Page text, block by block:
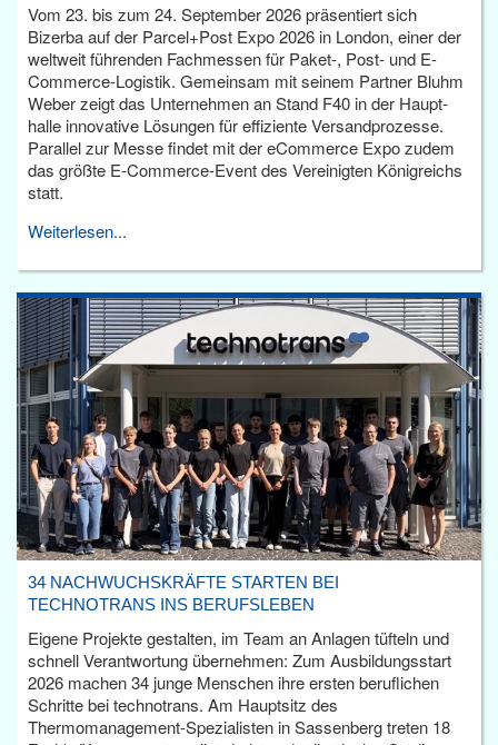
Vom 23. bis zum 24. September 2026 präsentiert sich
Bizerba auf der Parcel+Post Expo 2026 in London, einer der
weltweit führenden Fachmessen für Paket-, Post- und E-
Commerce-Logistik. Gemeinsam mit seinem Partner Bluhm
Weber zeigt das Unternehmen an Stand F40 in der Haupt­
halle innovative Lösungen für effiziente Versandprozesse.
Parallel zur Messe findet mit der eCommerce Expo zudem
das größte E-Commerce-Event des Vereinigten Königreichs
statt.
Weiterlesen...
34 NACHWUCHSKRÄFTE STARTEN BEI
TECHNOTRANS INS BERUFSLEBEN
Eigene Projekte gestalten, im Team an Anlagen tüfteln und
schnell Verantwortung übernehmen: Zum Ausbildungsstart
2026 machen 34 junge Menschen ihre ersten beruflichen
Schritte bei technotrans. Am Hauptsitz des
Thermomanagement-Spezialisten in Sassenberg treten 18